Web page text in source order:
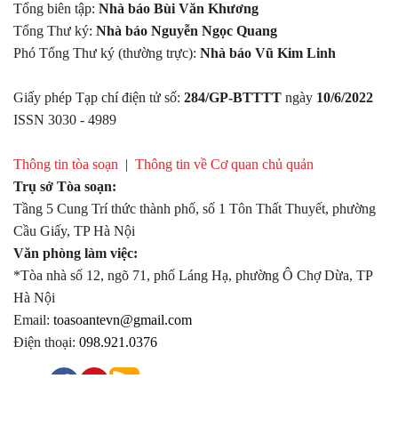
Tổng biên tập: Nhà báo Bùi Văn Khương
Tổng Thư ký: Nhà báo Nguyễn Ngọc Quang
Phó Tổng Thư ký (thường trực): Nhà báo Vũ Kim Linh
Giấy phép Tạp chí điện tử số: 284/GP-BTTTT ngày 10/6/2022
ISSN 3030 - 4989
Thông tin tòa soạn
Thông tin về Cơ quan chủ quản
Trụ sở Tòa soạn:
Tầng 5 Cung Trí thức thành phố, số 1 Tôn Thất Thuyết, phường
Cầu Giấy, TP Hà Nội
Văn phòng làm việc:
*Tòa nhà số 12, ngõ 71, phố Láng Hạ, phường Ô Chợ Dừa, TP
Hà Nội
Email: toasoantevn@gmail.com
Điện thoại: 098.921.0376